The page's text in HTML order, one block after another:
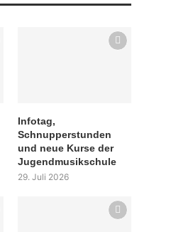
Infotag,
Schnupperstunden
und neue Kurse der
Jugendmusikschule
29. Juli 2026